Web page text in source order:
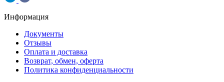
Информация
Документы
Отзывы
Оплата и доставка
Возврат, обмен, оферта
Политика конфиденциальности